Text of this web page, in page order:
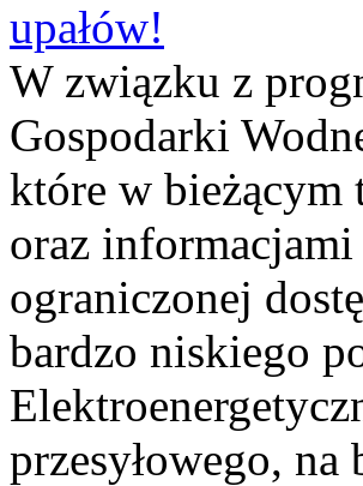
upałów!
W związku z
Gospodarki
które w bieżącym
oraz
ograniczonej
bardzo niskiego
przesyłowego,